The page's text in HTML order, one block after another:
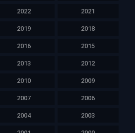
2022 2021
2019 2018
2016 2015
2013 2012
2010 2009
2007 2006
2004 2003